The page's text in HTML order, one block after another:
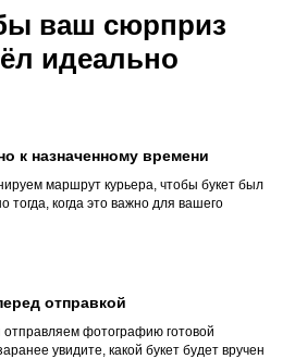
ваш сюрприз
идеально
к назначенному времени
маршрут курьера, чтобы букет был
тогда, когда это важно для вашего
отправкой
фотографию готовой
увидите, какой букет будет вручен